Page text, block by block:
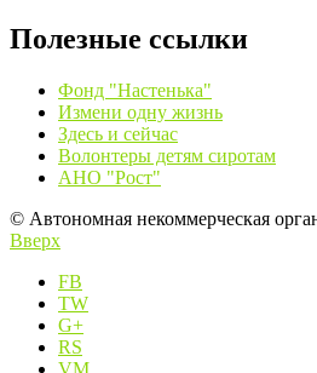
Полезные ссылки
Фонд "Настенька"
Измени одну жизнь
Здесь и сейчас
Волонтеры детям сиротам
АНО "Рост"
© Автономная некоммерческая
Вверх
FB
TW
G+
RS
VM